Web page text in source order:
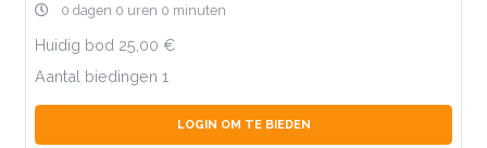
0 dagen 0 uren 0 minuten
Huidig bod 25,00
Aantal biedingen 1
LOGIN OM TE BIEDEN